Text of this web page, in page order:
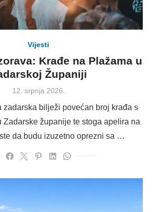
Vijesti
Krađe na Plažama u
Županiji
Posted
12. srpnja 2026.
zadarska bilježi povećan broj krađa s
Zadarske županije te stoga apelira na
da budu izuzetno oprezni sa …